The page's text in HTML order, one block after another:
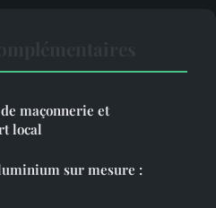
maçonnerie et
local
sur mesure :